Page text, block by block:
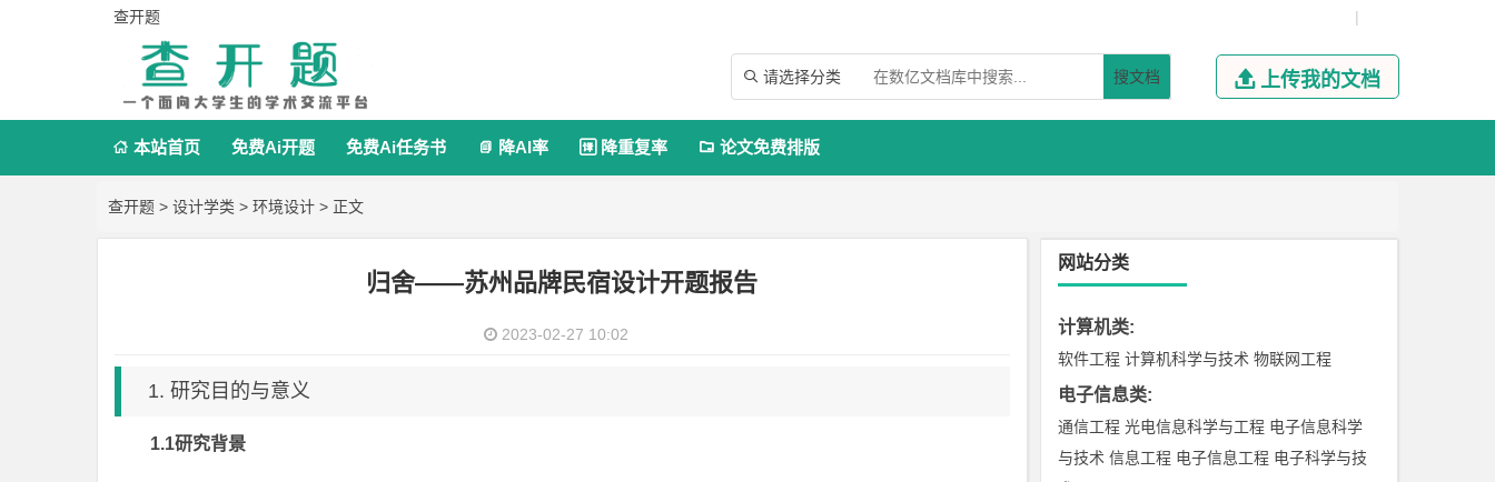
查开题 |
 请选择分类 搜文档  上传我的文档
 本站首页 免费Ai开题 免费Ai任务书  降AI率  降重复率  论文免费排版
查开题 > 设计学类 > 环境设计 > 正文
归舍——苏州品牌民宿设计开题报告
2023-02-27 10:02
1. 研究目的与意义
1.1研究背景
网站分类
计算机类:
软件工程 计算机科学与技术 物联网工程
电子信息类:
通信工程 光电信息科学与工程 电子信息科学
与技术 信息工程 电子信息工程 电子科学与技